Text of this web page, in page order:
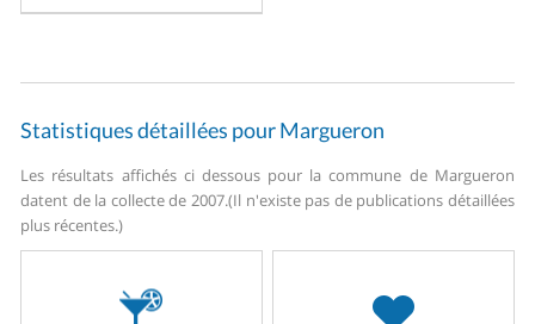
Statistiques détaillées pour Margueron
Les résultats affichés ci dessous pour la commune de Margueron
datent de la collecte de 2007.(Il n'existe pas de publications détaillées
plus récentes.)